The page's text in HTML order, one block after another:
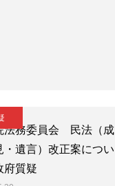
法務委員会 民法（成
・遺言）改正案につい
府質疑